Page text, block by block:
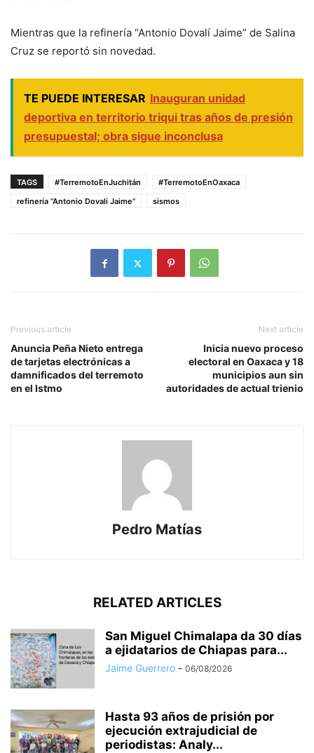
Mientras que la refinería “Antonio Dovalí Jaime” de Salina
Cruz se reportó sin novedad.
TE PUEDE INTERESAR Inauguran unidad
deportiva en territorio triqui tras años de presión
presupuestal; obra sigue inconclusa
TAGS #TerremotoEnJuchitán
#TerremotoEnOaxaca
refinería “Antonio Dovali Jaime”
sismos
Previous article
Anuncia Peña Nieto entrega
de tarjetas electrónicas a
damnificados del terremoto
en el Istmo
Next article
Inicia nuevo proceso
electoral en Oaxaca y 18
municipios aun sin
autoridades de actual trienio
Pedro Matías
RELATED ARTICLES
San Miguel Chimalapa da 30 días
a ejidatarios de Chiapas para...
Jaime Guerrero - 06/08/2026
Hasta 93 años de prisión por
ejecución extrajudicial de
periodistas: Analy...